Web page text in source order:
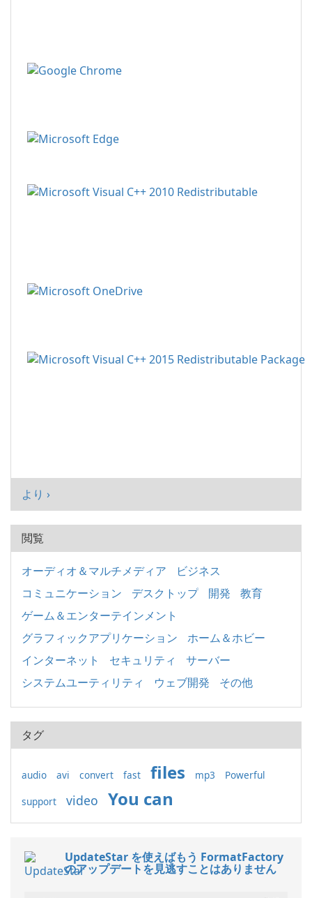
より ›
閲覧
オーディオ＆マルチメディア
ビジネス
コミュニケーション
デスクトップ 開発
教育
ゲーム＆エンターテインメント
グラフィックアプリケーション
ホーム＆ホビー
インターネット
セキュリティ
サーバー
システムユーティリティ
ウェブ開発 その他
タグ
audio avi convert fast files mp3
Powerful
support
video You can
UpdateStar を使えばもう FormatFactory
のアップデートを見逃すことはありません